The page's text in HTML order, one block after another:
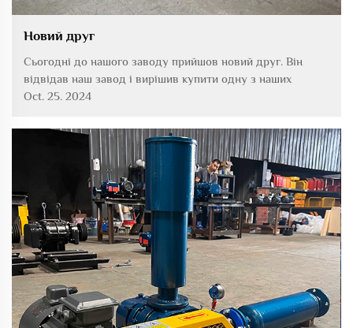
Новий друг
Сьогодні до нашого заводу прийшов новий друг. Він
відвідав наш завод і вирішив купити одну з наших
машин. Наші технічні спеціалісти надали їм детальний
нашому виробничому цеху.
Oct. 25. 2024